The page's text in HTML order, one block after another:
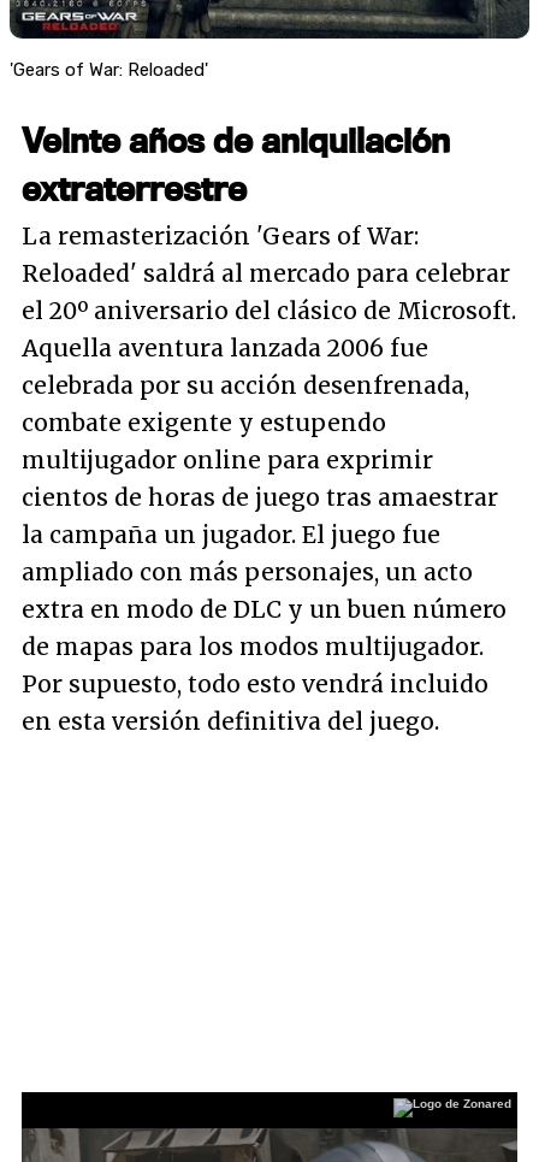
'Gears of War: Reloaded'
Veinte años de aniquilación
extraterrestre
La remasterización 'Gears of War:
Reloaded' saldrá al mercado para celebrar
el 20º aniversario del clásico de Microsoft.
Aquella aventura lanzada 2006 fue
celebrada por su acción desenfrenada,
combate exigente y estupendo
multijugador online para exprimir
cientos de horas de juego tras amaestrar
la campaña un jugador. El juego fue
ampliado con más personajes, un acto
extra en modo de DLC y un buen número
de mapas para los modos multijugador.
Por supuesto, todo esto vendrá incluido
en esta versión definitiva del juego.